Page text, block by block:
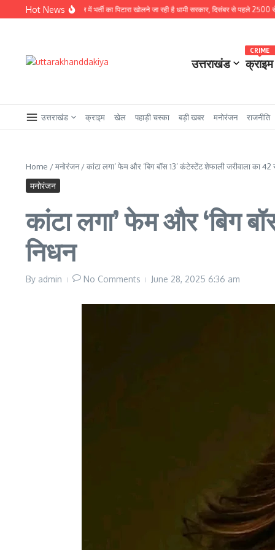
Skip to content
Hot News
खबर : चुनावी साल में भर्ती का पिटारा खोलने जा रही है धामी सरकार, दिसंबर से पहले 2500 से अधिक पदों
उत्तराखंड क्राइम
CRIME
उत्तराखंड क्राइम खेल पहाड़ी चस्का बड़ी खबर मनोरंजन राजनीति
Home /मनोरंजन/कांटा लगा’ फेम और ‘बिग बॉस 13’ कंटेस्टेंट शेफाली जरीवाला का
मनोरंजन
कांटा लगा’ फेम और ‘बिग
निधन
By admin No Comments June 28, 2025 6:36 am